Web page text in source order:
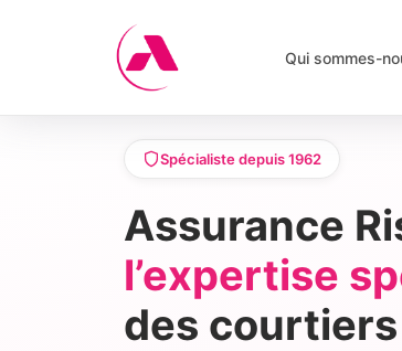
Qui sommes-
Spécialiste depuis 1962
Assurance
l’expertise
des courtiers